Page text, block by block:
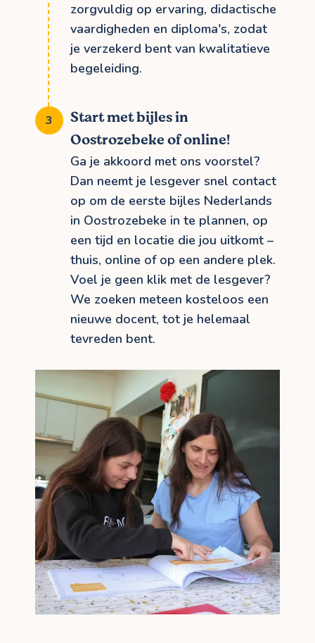
zorgvuldig op ervaring, didactische
vaardigheden en diploma's, zodat
je verzekerd bent van kwalitatieve
begeleiding.
Start met bijles in
Oostrozebeke of online!
Ga je akkoord met ons voorstel?
Dan neemt je lesgever snel contact
op om de eerste bijles Nederlands
in Oostrozebeke in te plannen, op
een tijd en locatie die jou uitkomt –
thuis, online of op een andere plek.
Voel je geen klik met de lesgever?
We zoeken meteen kosteloos een
nieuwe docent, tot je helemaal
tevreden bent.